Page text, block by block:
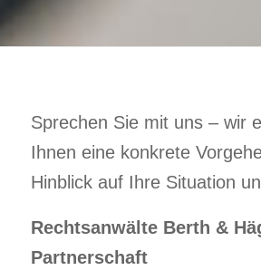
Sprechen Sie mit uns – wir
Ihnen eine konkrete
Hinblick auf Ihre Situation
Rechtsanwälte Berth &
Partnerschaft